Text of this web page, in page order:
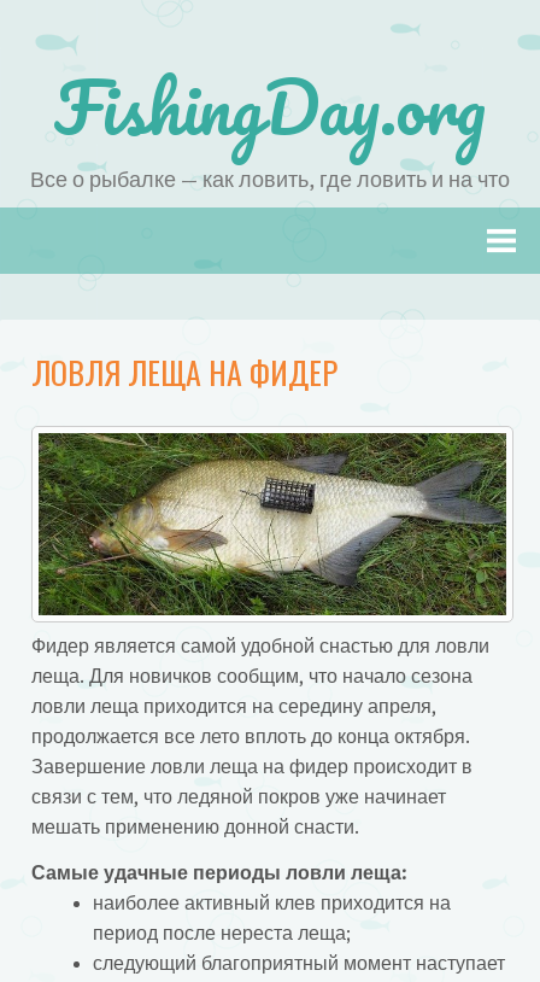
FishingDay.org
Все о рыбалке — как ловить, где ловить и на что
ЛОВЛЯ ЛЕЩА НА ФИДЕР
Фидер является самой удобной снастью для ловли
леща. Для новичков сообщим, что начало сезона
ловли леща приходится на середину апреля,
продолжается все лето вплоть до конца октября.
Завершение ловли леща на фидер происходит в
связи с тем, что ледяной покров уже начинает
мешать применению донной снасти.
Самые удачные периоды ловли леща:
наиболее активный клев приходится на
период после нереста леща;
следующий благоприятный момент наступает